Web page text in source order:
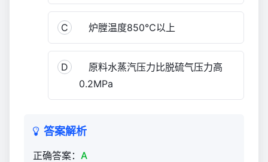
C 炉膛温度850℃以上
D
原料水蒸汽压力比脱硫气压力高
0.2MPa
答案解析
正确答案： A